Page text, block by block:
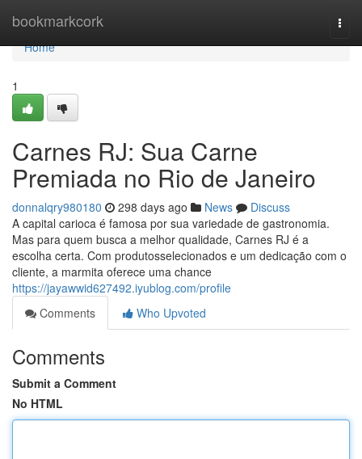
bookmarkcork
Home
Home
1
Carnes RJ: Sua Carne
Premiada no Rio de Janeiro
donnalqry980180 298 days ago News
Discuss
A capital carioca é famosa por sua variedade de gastronomia.
Mas para quem busca a melhor qualidade, Carnes RJ é a
escolha certa. Com produtosselecionados e um dedicação com o
cliente, a marmita oferece uma chance
https://jayawwid627492.iyublog.com/profile
Comments
Who Upvoted
Comments
Submit a Comment
No HTML